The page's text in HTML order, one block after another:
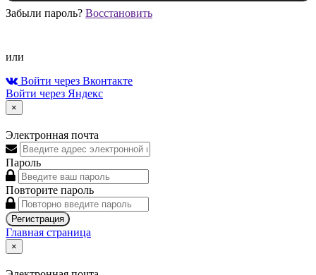
Забыли пароль? Восстановить
или
Войти через Вконтакте
Войти через Яндекс
×
Электронная почта
Пароль
Повторите пароль
Регистрация
Главная страница
×